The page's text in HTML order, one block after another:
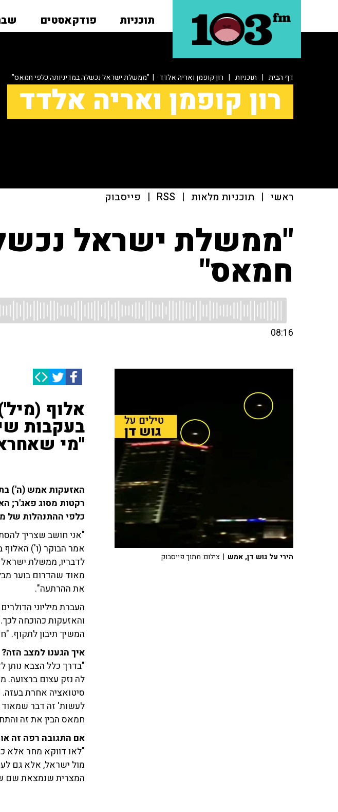
תוכניות פודקאסטים
דף הבית | תוכניות | רון קופמן ואריה אלדד | "ממשלת ישראל נכשלה במדיניותה כלפי חמאס"
רון קופמן ואריה אלדד
ראשי | תוכניות מלאות |
RSS
| פייסבוק
"ממשלת ישראל
חמאס"
08:16
אלוף
בעקבות
"מי
האזעקות אמש (ה')
רקטות מסוג פאג'ר;
כלפי ההתנהלות של
"אני חושב שצריך
לדבריו, ממשלת
מאוד שהדרום בוער
את ההרתעה".
העברת מיליוני
והאזעקות כהוכחה
המשיך תיבון לתקוף.
איך הגענו למצב הזה?
"בדרך כלל הצבא נותן
לה נזק עצום ברצועה.
סיטואציה אחרת
לעשות' זה דבר שמאוד
חמאס הבין את זה
אם התגובה רפה זה
"לאו דווקא מחר אלא
מול ישראל, אלא גם
המצרית שנמצאת שם
הירי על גוש דן, אמש | צילום: מתוך פייסבוק